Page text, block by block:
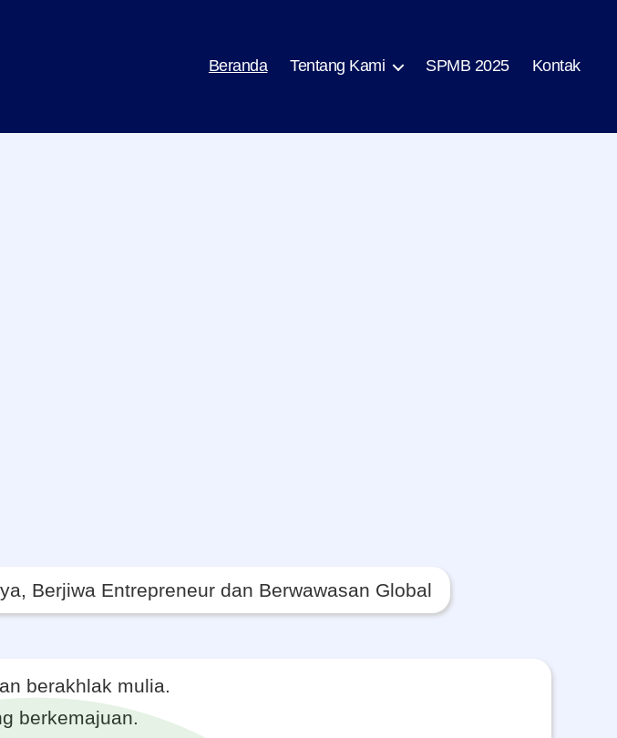
Beranda Tentang Kami SPMB 2025 Kontak
Berjiwa Entrepreneur dan Berwawasan Global
berakhlak mulia.
berkemajuan.